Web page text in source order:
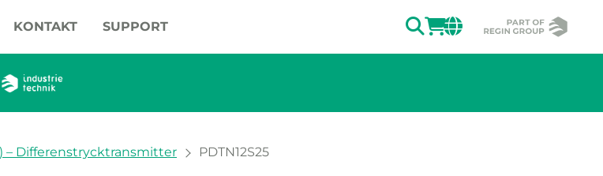
KONTAKT SUPPORT SÖKLOGGA IN
CHANGE
– Differenstrycktransmitter PDTN12S25